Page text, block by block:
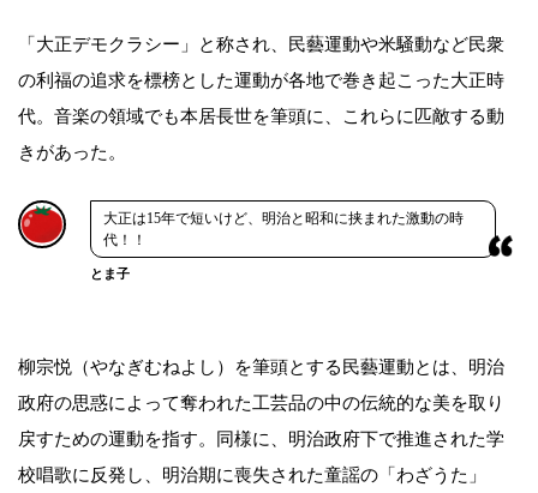
「大正デモクラシー」と称され、民藝運動や米騒動など民衆
の利福の追求を標榜とした運動が各地で巻き起こった大正時
代。音楽の領域でも本居長世を筆頭に、これらに匹敵する動
きがあった。
大正は15年で短いけど、明治と昭和に挟まれた激動の時
代！！
とま子
柳宗悦（やなぎむねよし）を筆頭とする民藝運動とは、明治
政府の思惑によって奪われた工芸品の中の伝統的な美を取り
戻すための運動を指す。同様に、明治政府下で推進された学
校唱歌に反発し、明治期に喪失された童謡の「わざうた」